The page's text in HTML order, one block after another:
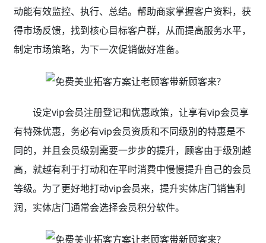
动能有效监控、执行、总结。帮助商家掌握客户资料，获
得市场反馈，找到核心目标客户群，从而提高服务水平，
制定市场策略，为下一次促销做好准备。
设定vip会员注册登记和优惠政策，让享有vip会员享
有特殊优惠，务必有vip会员资质和不同级別的特惠是不
同的，并且会员级别需要一步步的提升，顾客由于级別越
高，就越有利于打动和在平时消費中慢慢提升自己的会员
等级。为了更好地打动vip会员来，提升实体店门销售利
润，实体店门通常会选择会员积分软件。